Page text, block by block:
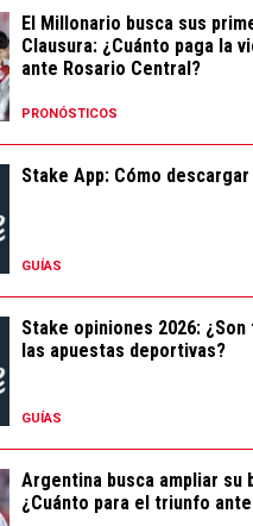
El Millonario busca sus
Clausura: ¿Cuánto paga la
ante Rosario Central?
PRONÓSTICOS
Stake App: Cómo descargar
GUÍAS
Stake opiniones 2026:
las apuestas deportivas?
GUÍAS
Argentina busca ampliar su
¿Cuánto para el triunfo